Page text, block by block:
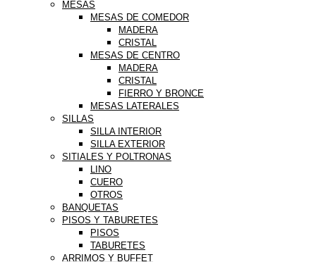
MESAS
MESAS DE COMEDOR
MADERA
CRISTAL
MESAS DE CENTRO
MADERA
CRISTAL
FIERRO Y BRONCE
MESAS LATERALES
SILLAS
SILLA INTERIOR
SILLA EXTERIOR
SITIALES Y POLTRONAS
LINO
CUERO
OTROS
BANQUETAS
PISOS Y TABURETES
PISOS
TABURETES
ARRIMOS Y BUFFET